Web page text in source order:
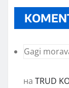
Gagi
на TRUD